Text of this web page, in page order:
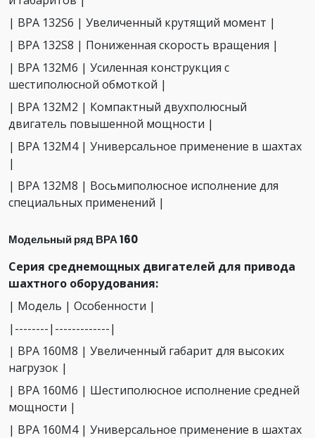
| ВРА 132S6 | Увеличенный крутящий момент |
| ВРА 132S8 | Пониженная скорость вращения |
| ВРА 132М6 | Усиленная конструкция с
шестиполюсной обмоткой |
| ВРА 132М2 | Компактный двухполюсный
двигатель повышенной мощности |
| ВРА 132М4 | Универсальное применение в шахтах
|
| ВРА 132М8 | Восьмиполюсное исполнение для
специальных применений |
Модельный ряд ВРА 160
Серия среднемощных двигателей для привода
шахтного оборудования:
| Модель | Особенности |
|--------|-------------|
| ВРА 160M8 | Увеличенный габарит для высоких
нагрузок |
| ВРА 160M6 | Шестиполюсное исполнение средней
мощности |
| ВРА 160M4 | Универсальное применение в шахтах